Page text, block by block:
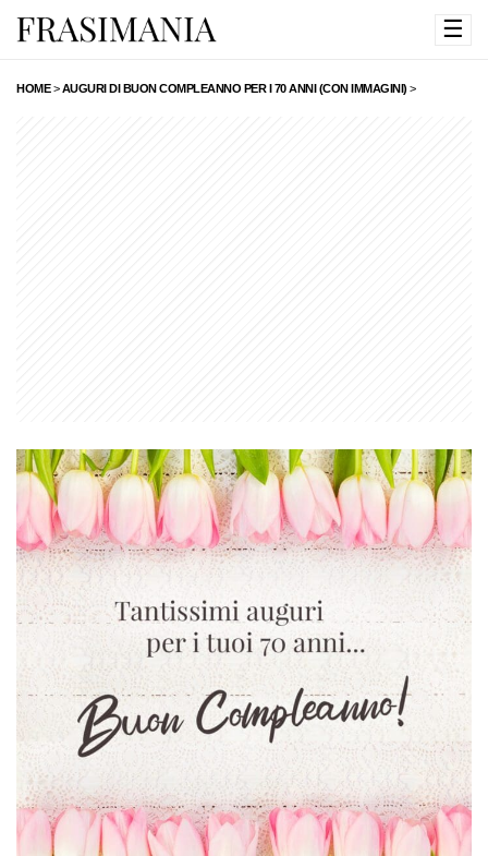
☰
HOME>AUGURI DI BUON COMPLEANNO PER I 70 ANNI (CON IMMAGINI) >